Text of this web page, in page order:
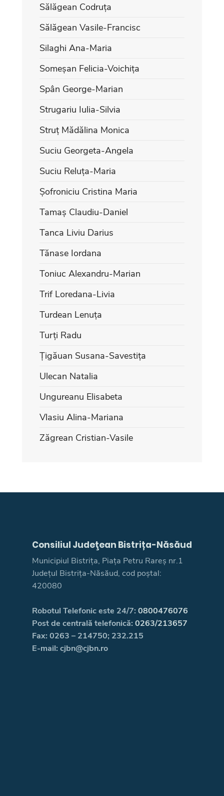
Sălăgean Codruța
Sălăgean Vasile-Francisc
Silaghi Ana-Maria
Someșan Felicia-Voichița
Spân George-Marian
Strugariu Iulia-Silvia
Struț Mădălina Monica
Suciu Georgeta-Angela
Suciu Reluța-Maria
Șofroniciu Cristina Maria
Tamaș Claudiu-Daniel
Tanca Liviu Darius
Tănase Iordana
Toniuc Alexandru-Marian
Trif Loredana-Livia
Turdean Lenuța
Turți Radu
Țigăuan Susana-Savestița
Ulecan Natalia
Ungureanu Elisabeta
Vlasiu Alina-Mariana
Zăgrean Cristian-Vasile
Consiliul Judeţean Bistrița-Năsăud
Municipiul Bistrița, Piața Petru Rareș nr.1
Județul Bistrița-Năsăud, cod poștal:
420080
Robotul Telefonic este 24/7: 0800476076
Post de centrală telefonică: 0263/213657
Fax: 0263 – 214750; 232.215
E-mail: cjbn@cjbn.ro